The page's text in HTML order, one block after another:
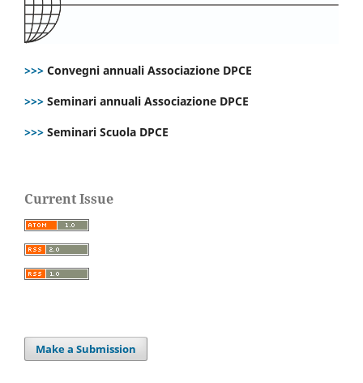
>>> Convegni annuali Associazione DPCE
>>> Seminari annuali Associazione DPCE
>>> Seminari Scuola DPCE
Current Issue
Make a Submission